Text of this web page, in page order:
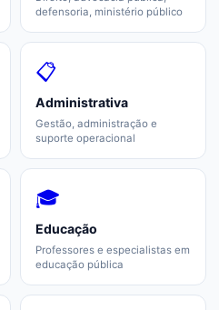
defensoria, ministério público
📋
Administrativa
Gestão, administração e
suporte operacional
🎓
Educação
Professores e especialistas em
educação pública